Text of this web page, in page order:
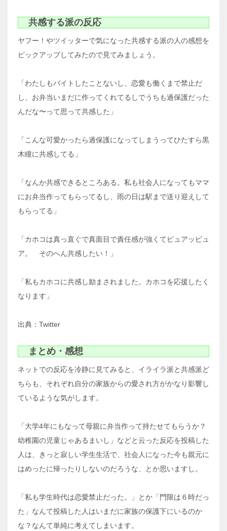
共感する派の反応
ヤフー！やツイッターで気になった共感する派の人の感想を
ピックアップしてみたので見てみましょう。
「わたしもバイトしたことないし、恋愛も働くまで禁止だ
し、お弁当いまだに作ってくれてるしでうちも過保護だった
んだな〜って思って共感した」
「こんな可愛かったら過保護になってしまうってひたすら黒
木瞳に共感してる」
「なんか共感できるところある。私も社会人になってもママ
にお弁当作ってもらってるし、雨の日は駅まで送り迎えして
もらってる」
「カホコは真っ直ぐで真面目で責任感が強くてピュアッピュ
ア。 そのへん共感したい！」
「私もカホコに共感し励まされました。カホコを応援したく
なります」
出典：Twitter
まとめ・感想
ネットでの反応を冷静に見てみると、イライラ派と共感派ど
ちらも、それぞれ自分の家族からの愛され方がかなり影響し
ているような気がします。
「大学4年にもなって母親に弁当作って持たせてもらうか？
幼稚園の児童じゃあるまいし」などと云った反応を投稿した
人は、きっと寂しい学生生活で、社会人になった今も親元に
はめったに帰ったりしないのだろうな、とか思いますし。
「私も学生時代は恋愛禁止だった。」とか「門限は６時だっ
た」なんて投稿した人はいまだに家族の保護下にいるのか
な？なんて単純に考えてしまいます。